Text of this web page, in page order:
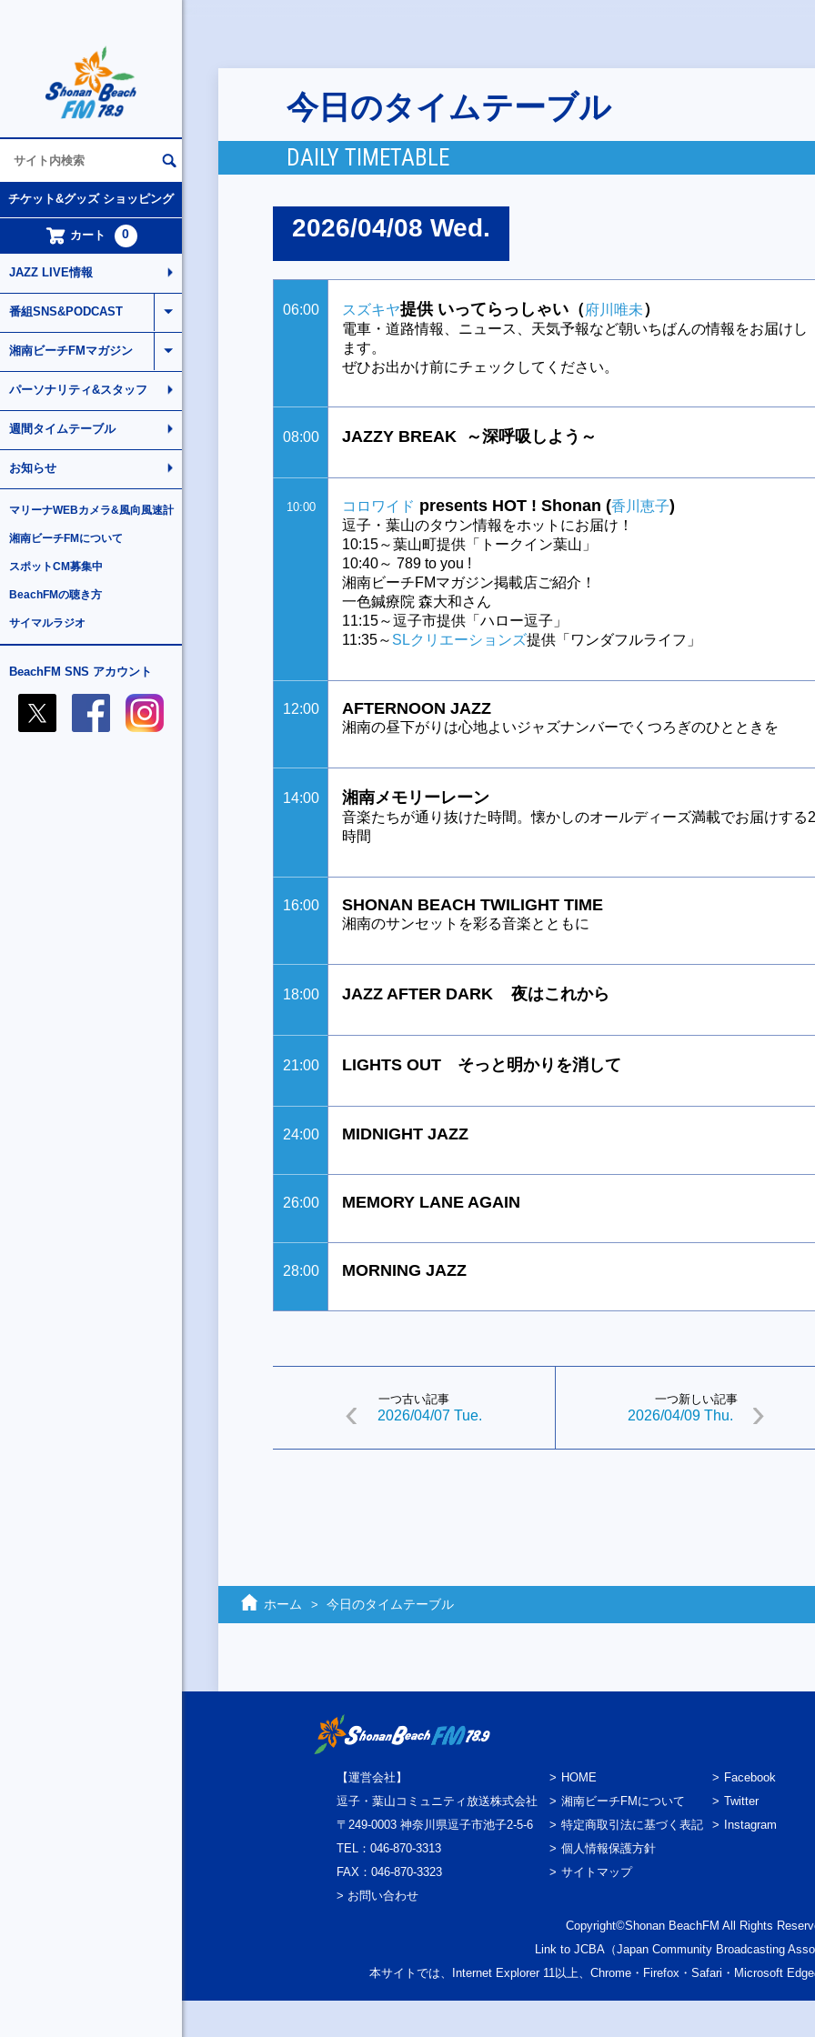
チケット&グッズ ショッピング
カート 0
JAZZ LIVE情報
番組SNS&PODCAST
湘南ビーチFMマガジン
パーソナリティ&スタッフ
週間タイムテーブル
お知らせ
マリーナWEBカメラ&風向風速計
湘南ビーチFMについて
スポットCM募集中
BeachFMの聴き方
サイマルラジオ
BeachFM SNS アカウント
今日のタイムテーブル
DAILY TIMETABLE
2026/04/08 Wed.
06:00 スズキヤ提供 いってらっしゃい（ 府川唯未）
電車・道路情報、ニュース、天気予報など朝いちばんの情報をお届けし
ます。
ぜひお出かけ前にチェックしてください。
08:00 JAZZY BREAK ～深呼吸しよう～
10:00 コロワイド presents HOT ! Shonan (香川恵子)
逗子・葉山のタウン情報をホットにお届け！
10:15～葉山町提供「トークイン葉山」
10:40～ 789 to you !
湘南ビーチFMマガジン掲載店ご紹介！
一色鍼療院 森大和さん
11:15～逗子市提供「ハロー逗子」
11:35～ SLクリエーションズ提供「ワンダフルライフ」
12:00 AFTERNOON JAZZ
湘南の昼下がりは心地よいジャズナンバーでくつろぎのひとときを
14:00 湘南メモリーレーン
音楽たちが通り抜けた時間。懐かしのオールディーズ満載でお届けする2
時間
16:00 SHONAN BEACH TWILIGHT TIME
湘南のサンセットを彩る音楽とともに
18:00 JAZZ AFTER DARK 夜はこれから
21:00 LIGHTS OUT そっと明かりを消して
24:00 MIDNIGHT JAZZ
26:00 MEMORY LANE AGAIN
28:00 MORNING JAZZ
一つ古い記事
2026/04/07 Tue.
一つ新しい記事
2026/04/09 Thu.
ホーム 今日のタイムテーブル
【運営会社】
逗子・葉山コミュニティ放送株式会社
〒249-0003 神奈川県逗子市池子2-5-6
TEL：046-870-3313
FAX：046-870-3323
> お問い合わせ
HOME
湘南ビーチFMについて
特定商取引法に基づく表記
個人情報保護方針
サイトマップ
Facebook
Twitter
Instagram
Copyright©Shonan BeachFM All Rights
Link to JCBA（Japan Community Broadcasting
本サイトでは、Internet Explorer 11以上、Chrome・Firefox・Safari・Microsoft